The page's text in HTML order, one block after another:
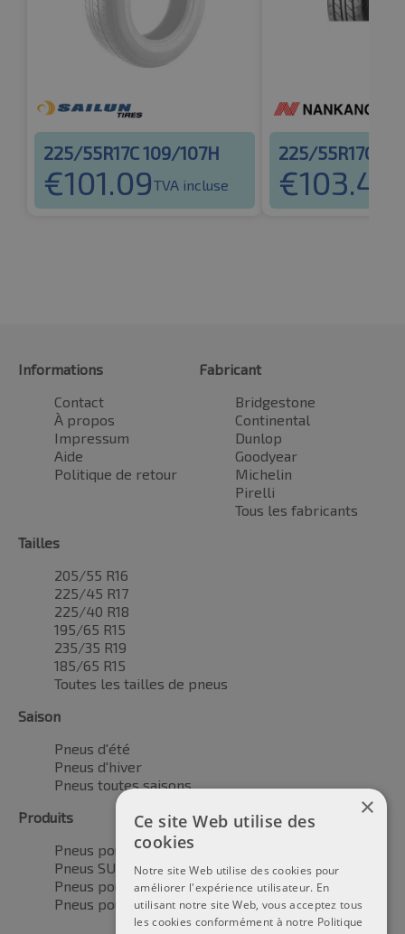
225/55R17C 109/107H
€101.09TVA incluse
225/55R17C
€103.48
Informations
Contact
À propos
Impressum
Aide
Politique de retour
Fabricant
Bridgestone
Continental
Dunlop
Goodyear
Michelin
Pirelli
Tous les fabricants
Tailles
205/55 R16
225/45 R17
225/40 R18
195/65 R15
235/35 R19
185/65 R15
Toutes les tailles de pneus
Saison
Pneus d'été
Pneus d'hiver
Pneus toutes saisons
Produits
Pneus pour voitures
Pneus SUV / 4x4
Pneus pour camionnettes
Pneus pour motos
×
Ce site Web utilise des
cookies
Notre site Web utilise des cookies pour
améliorer l'expérience utilisateur. En
utilisant notre site Web, vous acceptez tous
les cookies conformément à notre Politique